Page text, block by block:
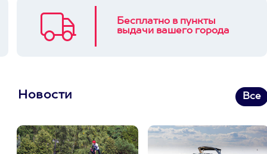
Бесплатно в пункты
выдачи вашего города
Новости Все